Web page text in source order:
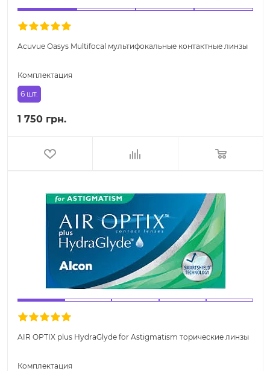
Acuvue Oasys Multifocal мультифокальные контактные линзы
Комплектация
6 шт.
1 750 грн.
AIR OPTIX plus HydraGlyde for Astigmatism торические линзы
Комплектация